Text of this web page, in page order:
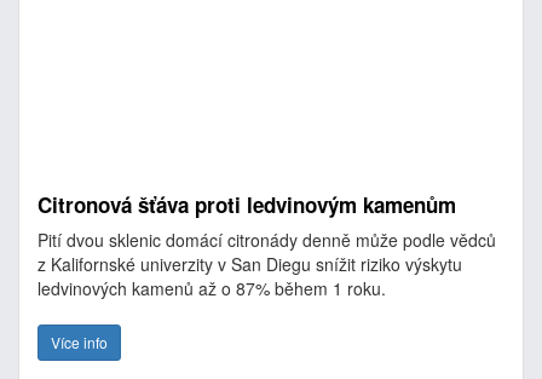
Citronová šťáva proti ledvinovým kamenům
Pití dvou sklenic domácí citronády denně může podle vědců
z Kalifornské univerzity v San Diegu snížit riziko výskytu
ledvinových kamenů až o 87% během 1 roku.
Více info